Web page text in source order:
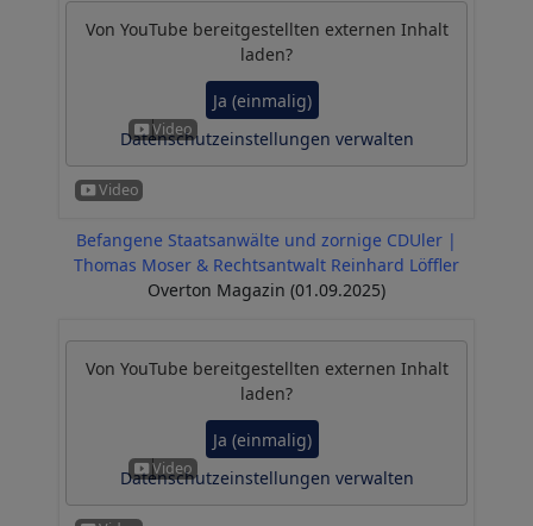
Von YouTube bereitgestellten externen Inhalt
laden?
Ja (einmalig)
Datenschutzeinstellungen verwalten
Befangene Staatsanwälte und zornige CDUler |
Thomas Moser & Rechtsantwalt Reinhard Löffler
Overton Magazin (01.09.2025)
Von YouTube bereitgestellten externen Inhalt
laden?
Ja (einmalig)
Datenschutzeinstellungen verwalten